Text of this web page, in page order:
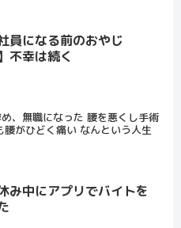
員になる前のおやじ
不幸は続く
、無職になった 腰を悪くし手術
がひどく痛い なんという人生
み中にアプリでバイトを